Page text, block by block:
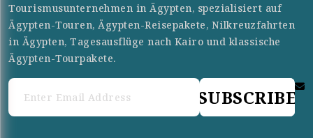
Tourismusunternehmen in Ägypten, spezialisiert auf
Ägypten-Touren, Ägypten-Reisepakete, Nilkreuzfahrten
in Ägypten, Tagesausflüge nach Kairo und klassische
Ägypten-Tourpakete.
SUBSCRIBE